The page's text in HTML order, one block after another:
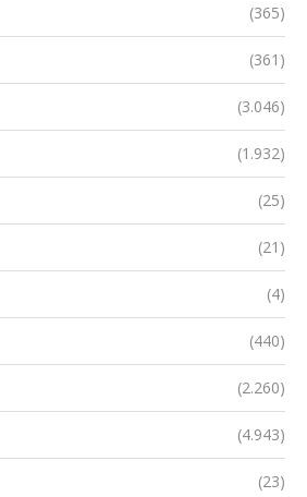
(365)
(361)
(3.046)
(1.932)
(25)
(21)
(4)
(440)
(2.260)
(4.943)
(23)